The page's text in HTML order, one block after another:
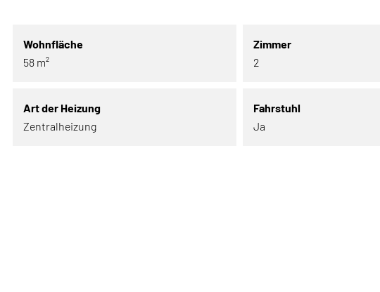
Wohnfläche
58 m²
Art der Heizung
Zentralheizung
Zimmer
2
Fahrstuhl
Ja